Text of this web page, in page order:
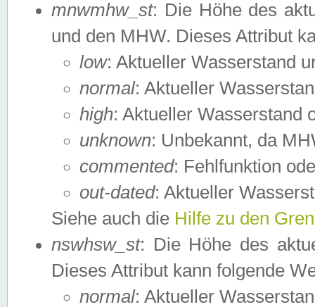
mnwmhw_st: Die Höhe des
und den MHW. Dieses Attribut
low: Aktueller Wasserstand
normal: Aktueller
high: Aktueller Wasserstand
unknown: Unbekannt, da
commented: Fehlfunktion
out-dated: Aktueller
Siehe auch die Hilfe zu den
nswhsw_st: Die Höhe des
Dieses Attribut kann folgende
normal: Aktueller